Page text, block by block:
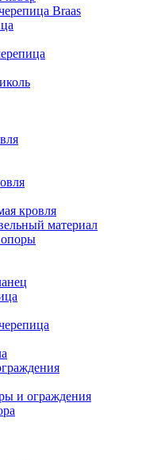
Braas
кровля
материал
и ограждения